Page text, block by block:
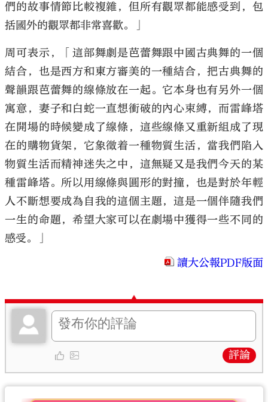
們的故事情節比較複雜，但所有觀眾都能感受到，包
括國外的觀眾都非常喜歡。」
周可表示，「這部舞劇是芭蕾舞跟中國古典舞的一個
結合，也是西方和東方審美的一種結合，把古典舞的
聲韻跟芭蕾舞的線條放在一起。它本身也有另外一個
寓意，妻子和白蛇一直想衝破的內心束縛，而雷峰塔
在開場的時候變成了線條，這些線條又重新組成了現
在的購物貨架，它象徵着一種物質生活，當我們陷入
物質生活而精神迷失之中，這無疑又是我們今天的某
種雷峰塔。所以用線條與圓形的對撞，也是對於年輕
人不斷想要成為自我的這個主題，這是一個伴隨我們
一生的命題，希望大家可以在劇場中獲得一些不同的
感受。」
讀大公報PDF版面
評論